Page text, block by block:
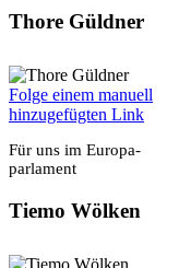
Tho­re Güld­ner
Fol­ge einem manu­ell
hin­zu­ge­füg­ten Link
Für uns im Euro­pa­
par­la­ment
Tie­mo Wöl­ken